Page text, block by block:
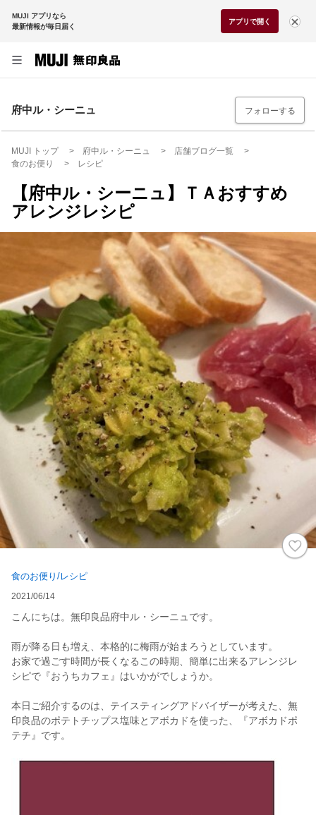
MUJI アプリなら
最新情報が毎日届く
アプリで開く
府中ル・シーニュ フォローする
MUJI トップ 府中ル・シーニュ
店舗ブログ一覧
食のお便り
レシピ
【府中ル・シーニュ】ＴＡおすすめ
アレンジレシピ
食のお便り/レシピ
2021/06/14
こんにちは。無印良品府中ル・シーニュです。
雨が降る日も増え、本格的に梅雨が始まろうとしています。
お家で過ごす時間が長くなるこの時期、簡単に出来るアレンジレ
シピで『おうちカフェ』はいかがでしょうか。
本日ご紹介するのは、テイスティングアドバイザーが考えた、無
印良品のポテトチップス塩味とアボカドを使った、『アボカドポ
テチ』です。